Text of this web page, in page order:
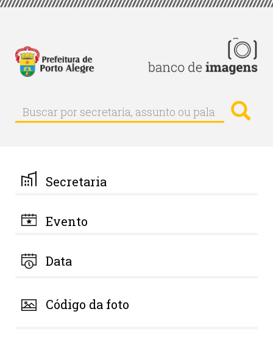
Pular
principal
Buscar
Buscar
por
palavra-
chave
Secretaria
Evento
Data
Código da foto